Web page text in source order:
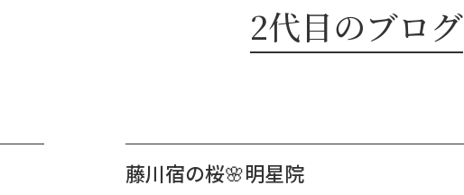
2代目のブログ
藤川宿の桜🌸明星院